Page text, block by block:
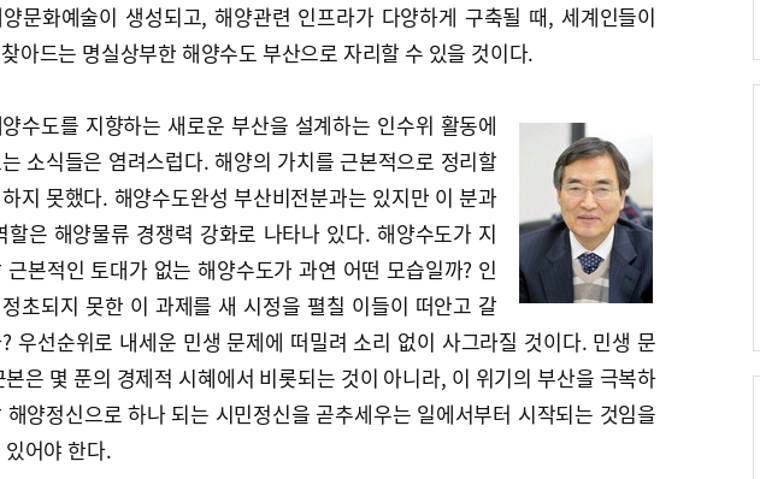
문화예술이 생성되고, 해양관련 인프라가 다양하게 구축될 때, 세계인들이
아드는 명실상부한 해양수도 부산으로 자리할 수 있을 것이다.
수도를 지향하는 새로운 부산을 설계하는 인수위 활동에
소식들은 염려스럽다. 해양의 가치를 근본적으로 정리할
지 못했다. 해양수도완성 부산비전분과는 있지만 이 분과
할은 해양물류 경쟁력 강화로 나타나 있다. 해양수도가 지
근본적인 토대가 없는 해양수도가 과연 어떤 모습일까? 인
초되지 못한 이 과제를 새 시정을 펼칠 이들이 떠안고 갈
우선순위로 내세운 민생 문제에 떠밀려 소리 없이 사그라질 것이다. 민생 문
은 몇 푼의 경제적 시혜에서 비롯되는 것이 아니라, 이 위기의 부산을 극복하
해양정신으로 하나 되는 시민정신을 곧추세우는 일에서부터 시작되는 것임을
어야 한다.